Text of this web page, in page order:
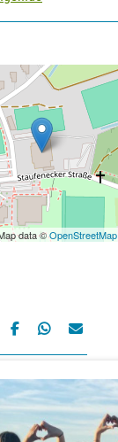
data ©OpenStreetMap